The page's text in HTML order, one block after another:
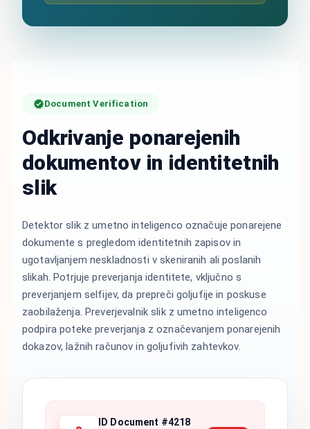
ID Document #4218
Document Verification
Odkrivanje ponarejenih
dokumentov in identitetnih
slik
Detektor slik z umetno inteligenco označuje ponarejene
dokumente s pregledom identitetnih zapisov in
ugotavljanjem neskladnosti v skeniranih ali poslanih
slikah. Potrjuje preverjanja identitete, vključno s
preverjanjem selfijev, da prepreči goljufije in poskuse
zaobilaženja. Preverjevalnik slik z umetno inteligenco
podpira poteke preverjanja z označevanjem ponarejenih
dokazov, lažnih računov in goljufivih zahtevkov.